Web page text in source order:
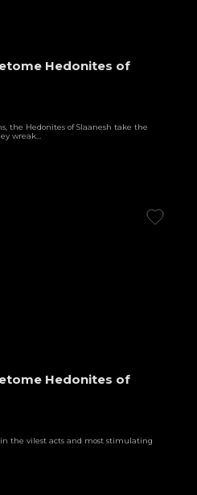
Hedonites of
the Hedonites of Slaanesh take the
wreak…
Hedonites of
in the vilest acts and most stimulating